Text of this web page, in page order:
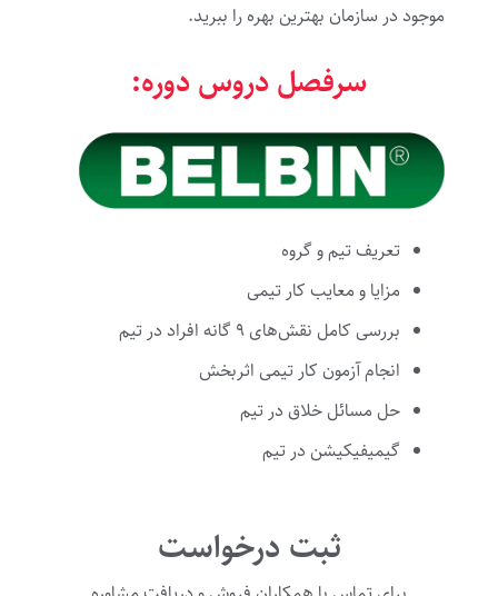
موجود در سازمان بهترین بهره را ببرید.
سرفصل دروس دوره:
تعریف تیم و گروه
مزایا و معایب کار تیمی
بررسی کامل نقش‌های ۹ گانه افراد در تیم
انجام آزمون کار تیمی اثربخش
حل مسائل خلاق در تیم
گیمیفیکیشن در تیم
ثبت درخواست